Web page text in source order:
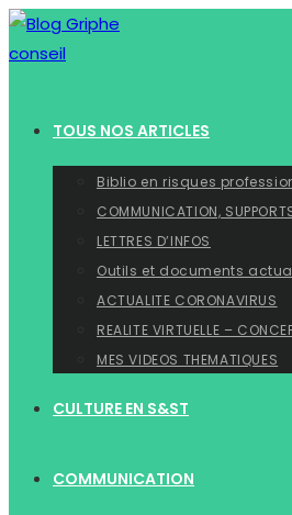
Skip
to
TOUS NOS ARTICLES
Biblio en risques
COMMUNICATION,
LETTRES D’INFOS
Outils et documents
ACTUALITE CORONAVIRUS
REALITE VIRTUELLE –
MES VIDEOS THEMATIQUES
CULTURE EN S&ST
COMMUNICATION